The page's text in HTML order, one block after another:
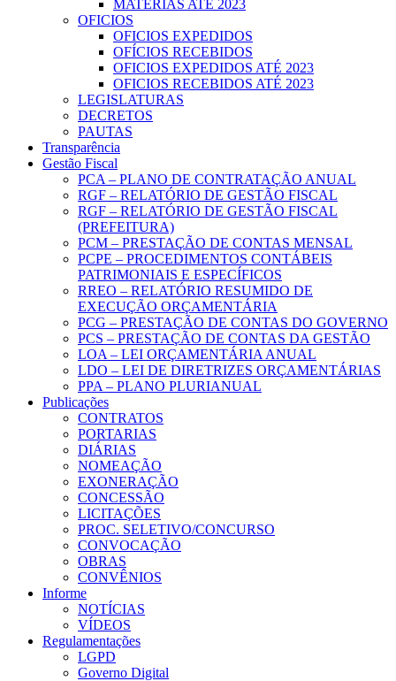
MATÉRIAS ATÉ 2023
OFICIOS
OFICIOS EXPEDIDOS
OFÍCIOS RECEBIDOS
OFICIOS EXPEDIDOS ATÉ 2023
OFICIOS RECEBIDOS ATÉ 2023
LEGISLATURAS
DECRETOS
PAUTAS
Transparência
Gestão Fiscal
PCA – PLANO DE CONTRATAÇÃO ANUAL
RGF – RELATÓRIO DE GESTÃO FISCAL
RGF – RELATÓRIO DE GESTÃO FISCAL
(PREFEITURA)
PCM – PRESTAÇÃO DE CONTAS MENSAL
PCPE – PROCEDIMENTOS CONTÁBEIS
PATRIMONIAIS E ESPECÍFICOS
RREO – RELATÓRIO RESUMIDO DE
EXECUÇÃO ORÇAMENTÁRIA
PCG – PRESTAÇÃO DE CONTAS DO GOVERNO
PCS – PRESTAÇÃO DE CONTAS DA GESTÃO
LOA – LEI ORÇAMENTÁRIA ANUAL
LDO – LEI DE DIRETRIZES ORÇAMENTÁRIAS
PPA – PLANO PLURIANUAL
Publicações
CONTRATOS
PORTARIAS
DIÁRIAS
NOMEAÇÃO
EXONERAÇÃO
CONCESSÃO
LICITAÇÕES
PROC. SELETIVO/CONCURSO
CONVOCAÇÃO
OBRAS
CONVÊNIOS
Informe
NOTÍCIAS
VÍDEOS
Regulamentações
LGPD
Governo Digital